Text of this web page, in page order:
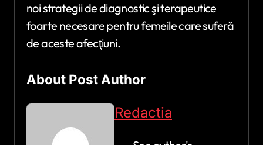
noi strategii de diagnostic şi terapeutice
foarte necesare pentru femeile care suferă
de aceste afecţiuni.
About Post Author
Redactia